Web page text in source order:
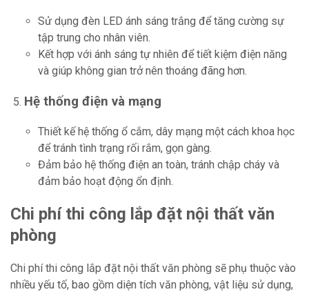
Sử dụng đèn LED ánh sáng trắng để tăng cường sự
tập trung cho nhân viên.
Kết hợp với ánh sáng tự nhiên để tiết kiệm điện năng
và giúp không gian trở nên thoáng đãng hơn.
Hệ thống điện và mạng
Thiết kế hệ thống ổ cắm, dây mạng một cách khoa học
để tránh tình trạng rối rắm, gọn gàng.
Đảm bảo hệ thống điện an toàn, tránh chập cháy và
đảm bảo hoạt động ổn định.
Chi phí thi công lắp đặt nội thất văn
phòng
Chi phí thi công lắp đặt nội thất văn phòng sẽ phụ thuộc vào
nhiều yếu tố, bao gồm diện tích văn phòng, vật liệu sử dụng,